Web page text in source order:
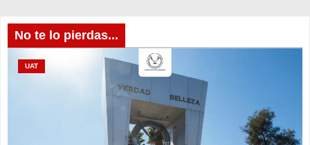
No te lo pierdas...
UAT